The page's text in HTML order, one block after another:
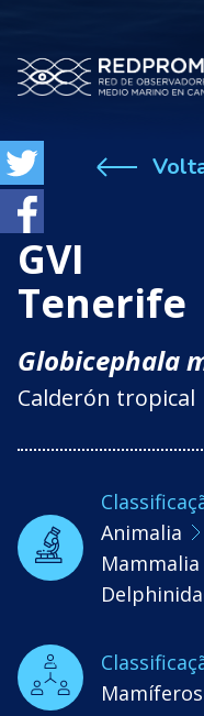
GVI
Tenerife
Globicephala
Calderón tropical
Animalia
Mammalia